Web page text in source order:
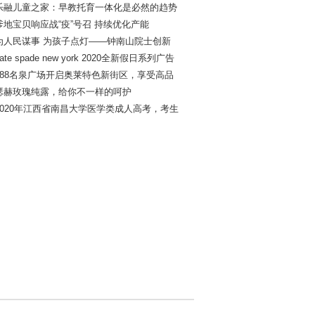
融儿童之家：早教托育一体化是必然的趋势
地宝贝响应战“疫”号召 持续优化产能
人民谋事 为孩子点灯——钟南山院士创新
spade new york 2020全新假日系列广告
名泉广场开启奥莱特色新街区，享受高品
赫玫瑰纯露，给你不一样的呵护
年江西省南昌大学医学类成人高考，考生